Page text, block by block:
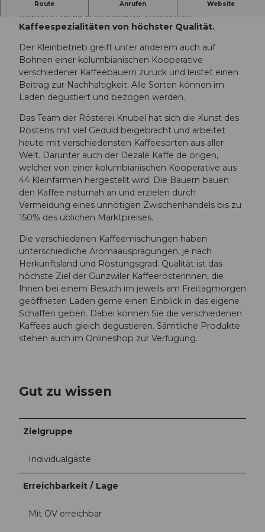
Route Anrufen Website
Rösterei Knubel in Gunzwil entstehen
Kaffeespezialitäten von höchster Qualität.
Der Kleinbetrieb greift unter anderem auch auf
Bohnen einer kolumbianischen Kooperative
verschiedener Kaffeebauern zurück und leistet einen
Beitrag zur Nachhaltigkeit. Alle Sorten können im
Laden degustiert und bezogen werden.
Das Team der Rösterei Knubel hat sich die Kunst des
Röstens mit viel Geduld beigebracht und arbeitet
heute mit verschiedensten Kaffeesorten aus aller
Welt. Darunter auch der Dezalé Kaffe de origen,
welcher von einer kolumbianischen Kooperative aus
44 Kleinfarmen hergestellt wird. Die Bauern bauen
den Kaffee naturnah an und erzielen durch
Vermeidung eines unnötigen Zwischenhandels bis zu
150% des üblichen Marktpreises.
Die verschiedenen Kaffeemischungen haben
unterschiedliche Aromaausprägungen, je nach
Herkunftsland und Röstungsgrad. Qualität ist das
höchste Ziel der Gunzwiler Kaffeerösterinnen, die
Ihnen bei einem Besuch im jeweils am Freitagmorgen
geöffneten Laden gerne einen Einblick in das eigene
Schaffen geben. Dabei können Sie die verschiedenen
Kaffees auch gleich degustieren. Sämtliche Produkte
stehen auch im Onlineshop zur Verfügung.
Gut zu wissen
Zielgruppe
Individualgäste
Erreichbarkeit / Lage
Mit ÖV erreichbar